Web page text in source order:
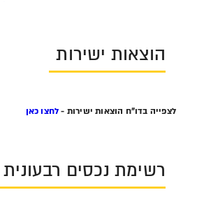
הוצאות ישירות
לצפייה בדו"ח הוצאות ישירות -לחצו כאן
רשימת נכסים רבעונית